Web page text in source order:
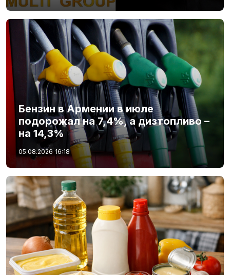
Бензин в Армении в июле
подорожал на 7,4%, а дизтопливо –
на 14,3%
05.08.2026 16:18